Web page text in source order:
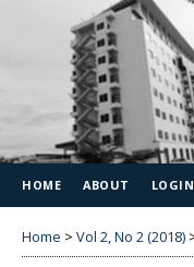
HOME ABOUT LOGIN
Home > Vol 2, No 2 (2018)